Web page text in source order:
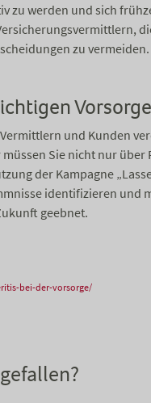
zu werden und sich
zu vermeiden.
Vorsorge
und Kunden
Sie nicht nur
der Kampagne
identifizieren und
geebnet.
bei-der-vorsorge/